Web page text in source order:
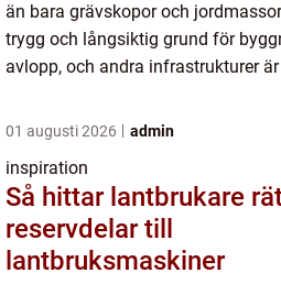
än bara grävskopor och
trygg och långsiktig grund för
avlopp, och andra infrastrukturer
01 augusti 2026 admin
inspiration
Så hittar lantbrukare
reservdelar till
lantbruksmaskiner